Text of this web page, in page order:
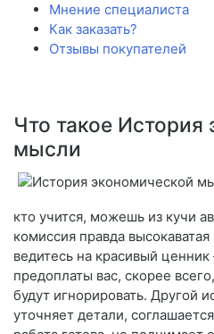
Мнение специалиста
Как заказать?
Отзывы покупателей
Что такое История
мысли
кто учится, можешь из кучи
комиссия правда
ведитесь на красивый
предоплаты вас, скорее
будут игнорировать. Другой
уточняет детали,